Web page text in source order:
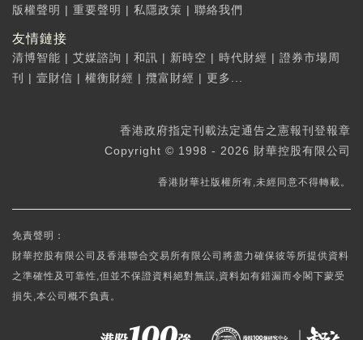
版權聲明 | 重要聲明 | 私隱政策 | 聯絡我們
友情鏈接
清博智能 | 艾媒諮詢 | 和訊 | 新時空 | 時代財經 | 證券市場周
刊
| 壹財信 | 權衡財經 | 攬富財經 | 更多...
香港政府指定刊載法定通告之憲報刊登報章
Copyright © 1998 - 2026 財華控股有限公司
香港財華社版權所有,未經同意不得轉載。
免責聲明：
財華控股有限公司及香港聯合交易所有限公司將盡力確保彼等所提供資料
之準確性及可靠性,但並不保證資料絕對無誤,資料如有錯漏而令閣下蒙受
損失,本公司概不負責。